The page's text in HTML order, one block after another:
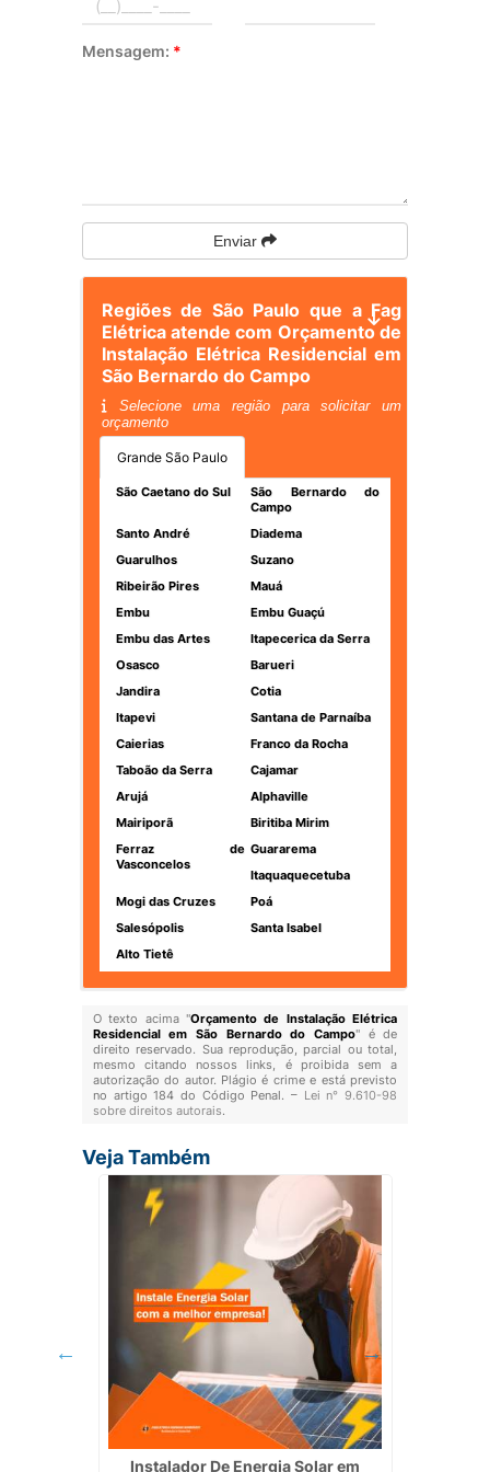
Mensagem: *
Enviar
Regiões de São Paulo que a Fag
Elétrica atende com Orçamento de
Instalação Elétrica Residencial em
São Bernardo do Campo
Selecione uma região para solicitar um
orçamento
Grande São Paulo
São Caetano do Sul
São Bernardo do
Campo
Santo André
Diadema
Guarulhos
Suzano
Ribeirão Pires
Mauá
Embu
Embu Guaçú
Embu das Artes
Itapecerica da Serra
Osasco
Barueri
Jandira
Cotia
Itapevi
Santana de Parnaíba
Caierias
Franco da Rocha
Taboão da Serra
Cajamar
Arujá
Alphaville
Mairiporã
Biritiba Mirim
Ferraz de
Vasconcelos
Guararema
Itaquaquecetuba
Mogi das Cruzes
Poá
Salesópolis
Santa Isabel
Alto Tietê
O texto acima "Orçamento de Instalação Elétrica
Residencial em São Bernardo do Campo" é de
direito reservado. Sua reprodução, parcial ou total,
mesmo citando nossos links, é proibida sem a
autorização do autor. Plágio é crime e está previsto
no artigo 184 do Código Penal. – Lei n° 9.610-98
sobre direitos autorais.
Veja Também
Instalador De Energia Solar em